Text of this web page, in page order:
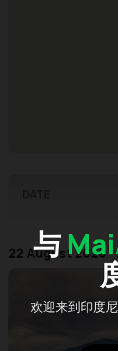
与
欢迎来到印度
22 August 2026